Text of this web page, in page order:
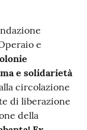
e
e solidarietà
circolazione
di liberazione
della